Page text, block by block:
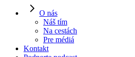
O nás
Náš tím
Na cestách
Pre médiá
Kontakt